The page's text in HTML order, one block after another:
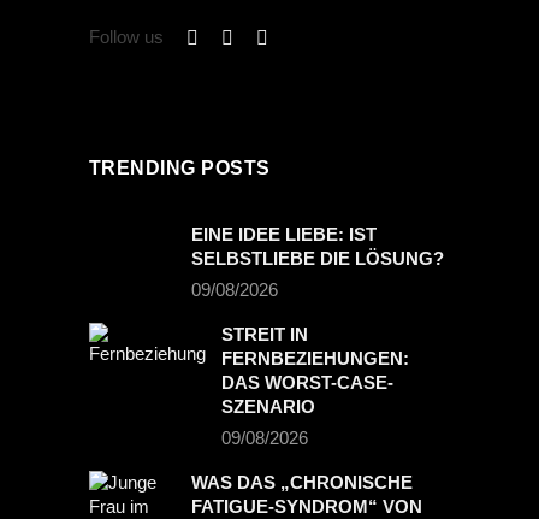
Follow us
TRENDING POSTS
EINE IDEE LIEBE: IST
SELBSTLIEBE DIE LÖSUNG?
09/08/2026
STREIT IN
FERNBEZIEHUNGEN:
DAS WORST-CASE-
SZENARIO
09/08/2026
WAS DAS „CHRONISCHE
FATIGUE-SYNDROM“ VON